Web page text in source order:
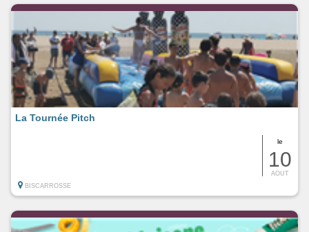
le
10
AOUT
La Tournée Pitch
BISCARROSSE